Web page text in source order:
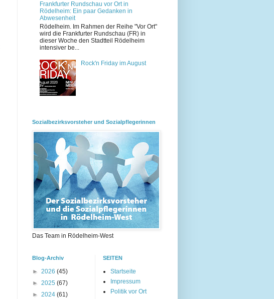
Frankfurter Rundschau vor Ort in
Rödelheim: Ein paar Gedanken in
Abwesenheit
Rödelheim. Im Rahmen der Reihe "Vor Ort"
wird die Frankfurter Rundschau (FR) in
dieser Woche den Stadtteil Rödelheim
intensiver be...
Rock'n Friday im August
Sozialbezirksvorsteher und Sozialpflegerinnen
Das Team in Rödelheim-West
Blog-Archiv
► 2026 (45)
► 2025 (67)
► 2024 (61)
SEITEN
Startseite
Impressum
Politik vor Ort